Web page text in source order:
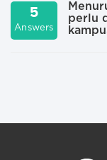
5
Answers
perlu